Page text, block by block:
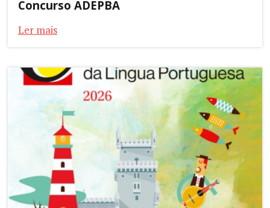
Concurso ADEPBA
Ler mais